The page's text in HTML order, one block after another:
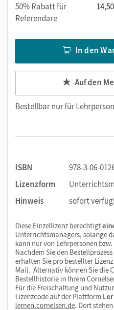
50% Rabatt für
Referendare
In den
Auf den
Bestellbar nur für
ISBN
978-3-06-
Lizenzform
Hinweis
sofort
Diese Einzellizenz berechtigt
Unterrichtsmanagers, solange
kann nur von Lehrpersonen
Nachdem Sie den
erhalten Sie pro bestellter
Mail. Alternativ können Sie die
Bestellhistorie in Ihrem
Für die Freischaltung und
Lizenzcode auf der Plattform
lernen.cornelsen.de. Dort